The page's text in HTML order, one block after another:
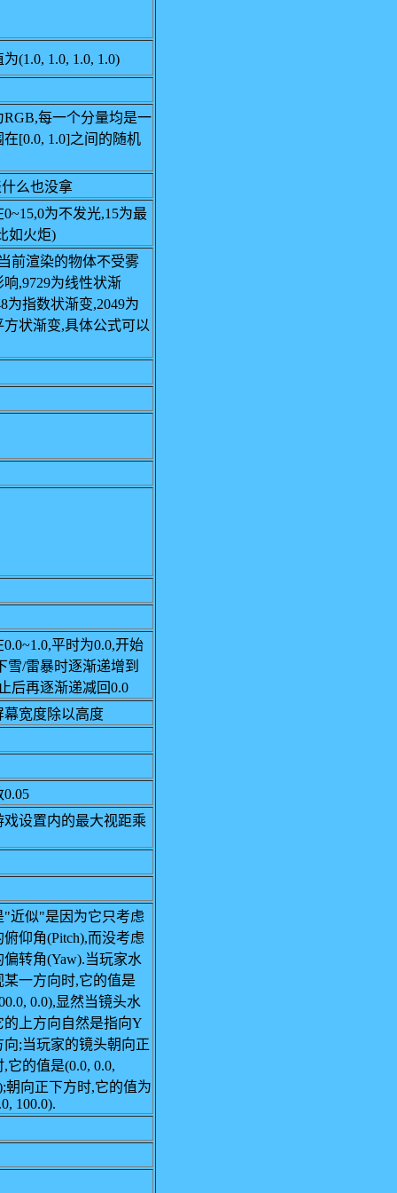
(1.0, 1.0, 1.0, 1.0)
RGB,每一个分量均是一
在[0.0, 1.0]之间的随机
么也没拿
为不发光,15为最
如火炬)
前渲染的物体不受雾
响,9729为线性状渐
为指数状渐变,2049为
方状渐变,具体公式可以
平时为0.0,开始
雪/雷暴时逐渐递增到
后再逐渐递减回0.0
幕宽度除以高度
戏设置内的最大视距乘
"近似"是因为它只考虑
俯仰角(Pitch),而没考虑
偏转角(Yaw).当玩家水
某一方向时,它的值是
0.0),显然当镜头水
的上方向自然是指向Y
向;当玩家的镜头朝向正
它的值是(0.0, 0.0,
朝向正下方时,它的值为
100.0).